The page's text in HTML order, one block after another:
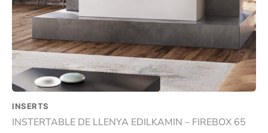
INSERTS
INSTERTABLE DE LLENYA EDILKAMIN – FIREBOX 65